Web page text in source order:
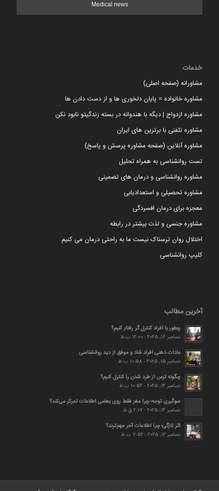
Medical news
خدمات
مشاورانه (صفحه اصلی)
مشاوره خانواده = پایان دلخوری ها و از دست دادن ها
مشاوره ازدواج | دیگه با هندوانه در بسته زندگیتو نابود نکن
مشاوره تلفنی با برترین های ایران
مشاوره آنلاین (صفحه مشاوره پرسش و پاسخ)
تست روانشناسی به همراه تحلیل
مشاوره روانشناسی و درمان های تضمینی
مشاوره تحصیلی و استعدادیابی
معجزه برای درمان افسردگی
مشاوره جنسی و لذت بیشتر در رابطه
اختلال روان ترسناک نیست ما به راحتی درمان می کنیم
کلیپ روانشناسی
آخرین مطالب
چطور با افراد کنترل گر رفتار کنیم؟
دسامبر 16, 2025 - 12:00 ب.ظ
عادات ذهنی افراد شاد و موفق از دید روانشناسی
دسامبر 15, 2025 - 10:58 ب.ظ
چگونه ترس از طرد شدن را کنترل کنیم؟
دسامبر 14, 2025 - 10:54 ب.ظ
سوگیری توجه؛ چرا مغز فقط روی بعضی اطلاعات تمرکز می‌کند؟
دسامبر 14, 2025 - 2:17 ق.ظ
اثر تازگی؛ چرا اطلاعات آخر مهم‌ترند؟
دسامبر 12, 2025 - 7:52 ب.ظ